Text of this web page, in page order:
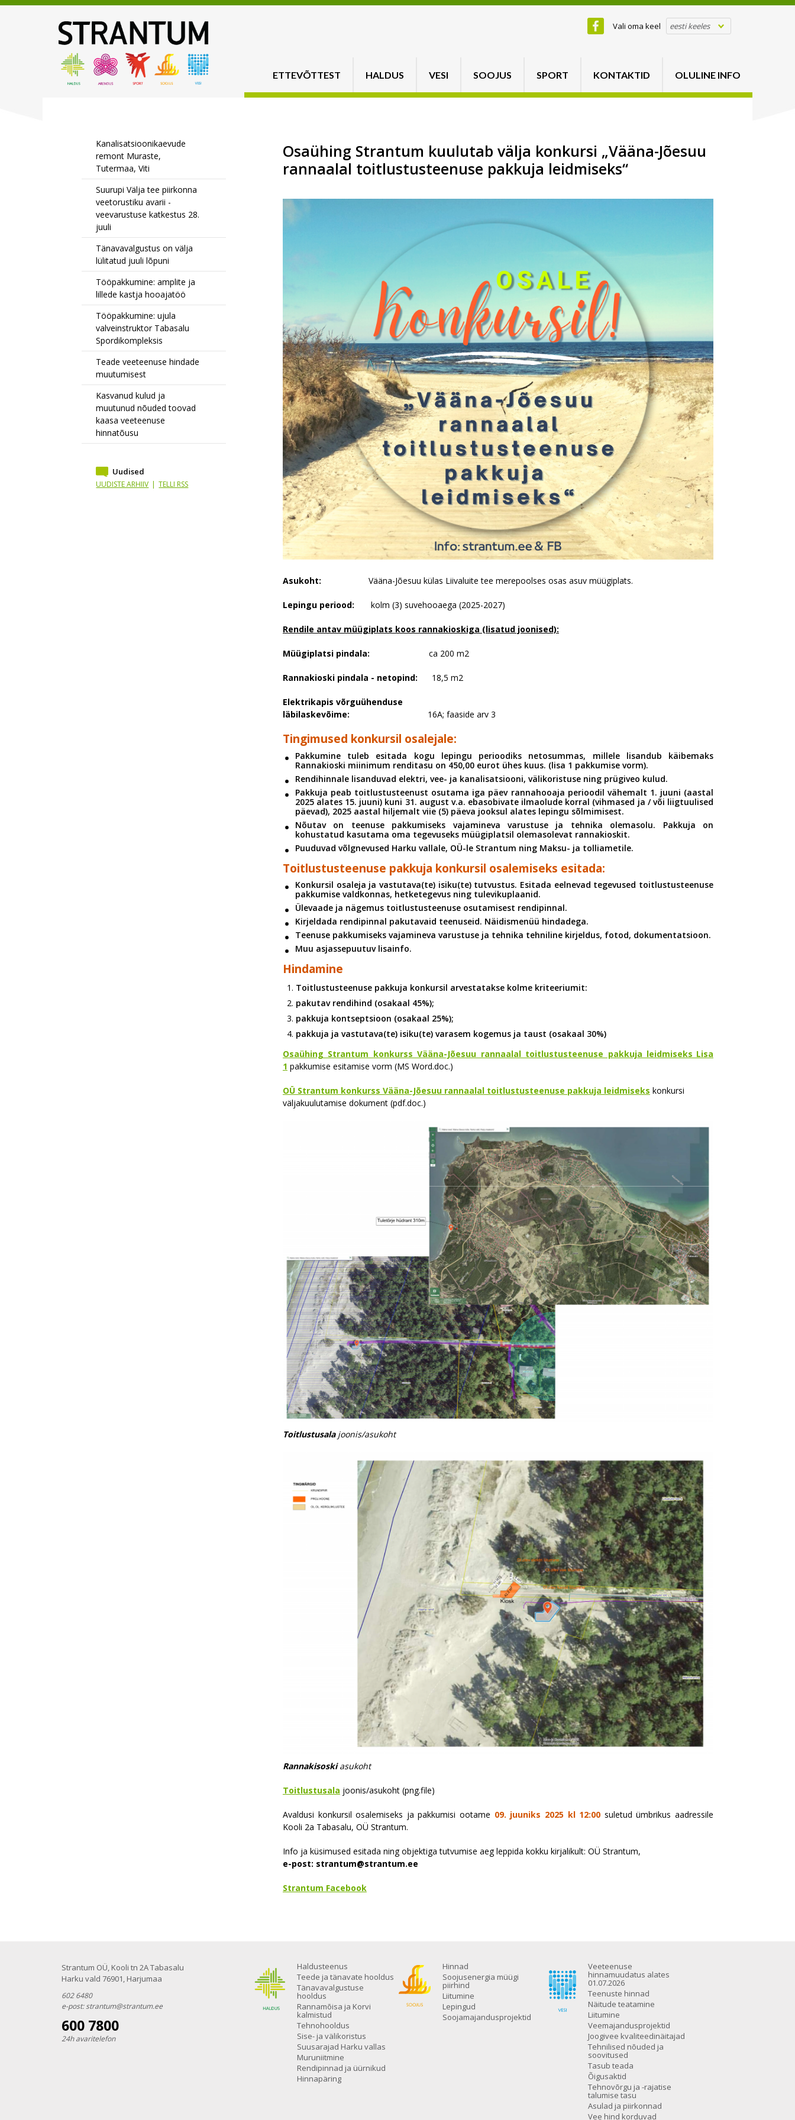
Vali oma keel eesti keeles
ETTEVÕTTEST HALDUS VESI SOOJUS SPORT KONTAKTID OLULINE INFO
Kanalisatsioonikaevude
remont Muraste,
Tutermaa, Viti
Suurupi Välja tee piirkonna
veetorustiku avarii -
veevarustuse katkestus 28.
juuli
Tänavavalgustus on välja
lülitatud juuli lõpuni
Tööpakkumine: amplite ja
lillede kastja hooajatöö
Tööpakkumine: ujula
valveinstruktor Tabasalu
Spordikompleksis
Teade veeteenuse hindade
muutumisest
Kasvanud kulud ja
muutunud nõuded toovad
kaasa veeteenuse
hinnatõusu
Uudised
UUDISTE ARHIIV | TELLI RSS
Osaühing Strantum kuulutab välja konkursi „Vääna-Jõesuu
rannaalal toitlustusteenuse pakkuja leidmiseks“
Asukoht: Vääna-Jõesuu külas Liivaluite tee merepoolses osas asuv müügiplats.
Lepingu periood: kolm (3) suvehooaega (2025-2027)
Rendile antav müügiplats koos rannakioskiga (lisatud joonised):
Müügiplatsi pindala: ca 200 m2
Rannakioski pindala - netopind: 18,5 m2
Elektrikapis võrguühenduse
läbilaskevõime:
16A; faaside arv 3
Tingimused konkursil osalejale:
Pakkumine tuleb esitada kogu lepingu perioodiks netosummas, millele lisandub käibemaks
Rannakioski miinimum renditasu on 450,00 eurot ühes kuus. (lisa 1 pakkumise vorm).
Rendihinnale lisanduvad elektri, vee- ja kanalisatsiooni, välikoristuse ning prügiveo kulud.
Pakkuja peab toitlustusteenust osutama iga päev rannahooaja perioodil vähemalt 1. juuni (aastal
2025 alates 15. juuni) kuni 31. august v.a. ebasobivate ilmaolude korral (vihmased ja / või liigtuulised
päevad), 2025 aastal hiljemalt viie (5) päeva jooksul alates lepingu sõlmimisest.
Nõutav on teenuse pakkumiseks vajamineva varustuse ja tehnika olemasolu. Pakkuja on
kohustatud kasutama oma tegevuseks müügiplatsil olemasolevat rannakioskit.
Puuduvad võlgnevused Harku vallale, OÜ-le Strantum ning Maksu- ja tolliametile.
Toitlustusteenuse pakkuja konkursil osalemiseks esitada:
Konkursil osaleja ja vastutava(te) isiku(te) tutvustus. Esitada eelnevad tegevused toitlustusteenuse
pakkumise valdkonnas, hetketegevus ning tulevikuplaanid.
Ülevaade ja nägemus toitlustusteenuse osutamisest rendipinnal.
Kirjeldada rendipinnal pakutavaid teenuseid. Näidismenüü hindadega.
Teenuse pakkumiseks vajamineva varustuse ja tehnika tehniline kirjeldus, fotod, dokumentatsioon.
Muu asjassepuutuv lisainfo.
Hindamine
Toitlustusteenuse pakkuja konkursil arvestatakse kolme kriteeriumit:
pakutav rendihind (osakaal 45%);
pakkuja kontseptsioon (osakaal 25%);
pakkuja ja vastutava(te) isiku(te) varasem kogemus ja taust (osakaal 30%)
Osaühing Strantum konkurss Vääna-Jõesuu rannaalal toitlustusteenuse pakkuja leidmiseks_Lisa
1 pakkumise esitamise vorm (MS Word.doc.)
OÜ Strantum konkurss Vääna-Jõesuu rannaalal toitlustusteenuse pakkuja leidmiseks konkursi
väljakuulutamise dokument (pdf.doc.)
Toitlustusalajoonis/asukoht
Rannakisoskiasukoht
Toitlustusala joonis/asukoht (png.file)
Avaldusi konkursil osalemiseks ja pakkumisi ootame 09. juuniks 2025 kl 12:00 suletud ümbrikus aadressile
Kooli 2a Tabasalu, OÜ Strantum.
Info ja küsimused esitada ning objektiga tutvumise aeg leppida kokku kirjalikult: OÜ Strantum,
e-post: strantum@strantum.ee
Strantum Facebook
Haldusteenus
Teede ja tänavate hooldus
Tänavavalgustuse
hooldus
Rannamõisa ja Korvi
kalmistud
Tehnohooldus
Sise- ja välikoristus
Suusarajad Harku vallas
Muruniitmine
Rendipinnad ja üürnikud
Hinnapäring
Hinnad
Soojusenergia müügi
piirhind
Liitumine
Lepingud
Soojamajandusprojektid
Veeteenuse
hinnamuudatus alates
01.07.2026
Teenuste hinnad
Näitude teatamine
Liitumine
Veemajandusprojektid
Joogivee kvaliteedinäitajad
Tehnilised nõuded ja
soovitused
Tasub teada
Õigusaktid
Tehnovõrgu ja -rajatise
talumise tasu
Asulad ja piirkonnad
Vee hind korduvad
Strantum OÜ, Kooli tn 2A Tabasalu
Harku vald 76901, Harjumaa
602 6480
e-post:strantum@strantum.ee
600 7800
24h avaritelefon